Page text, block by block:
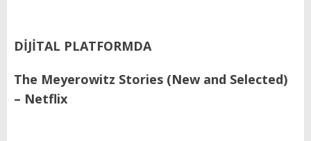
DİJİTAL PLATFORMDA
The Meyerowitz Stories (New and Selected)
– Netflix